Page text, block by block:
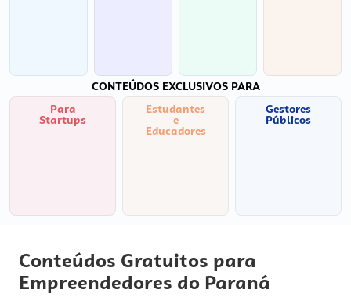
CONTEÚDOS EXCLUSIVOS PARA
Para
Startups
Estudantes
e
Educadores
Gestores
Públicos
Conteúdos Gratuitos para
Empreendedores do Paraná